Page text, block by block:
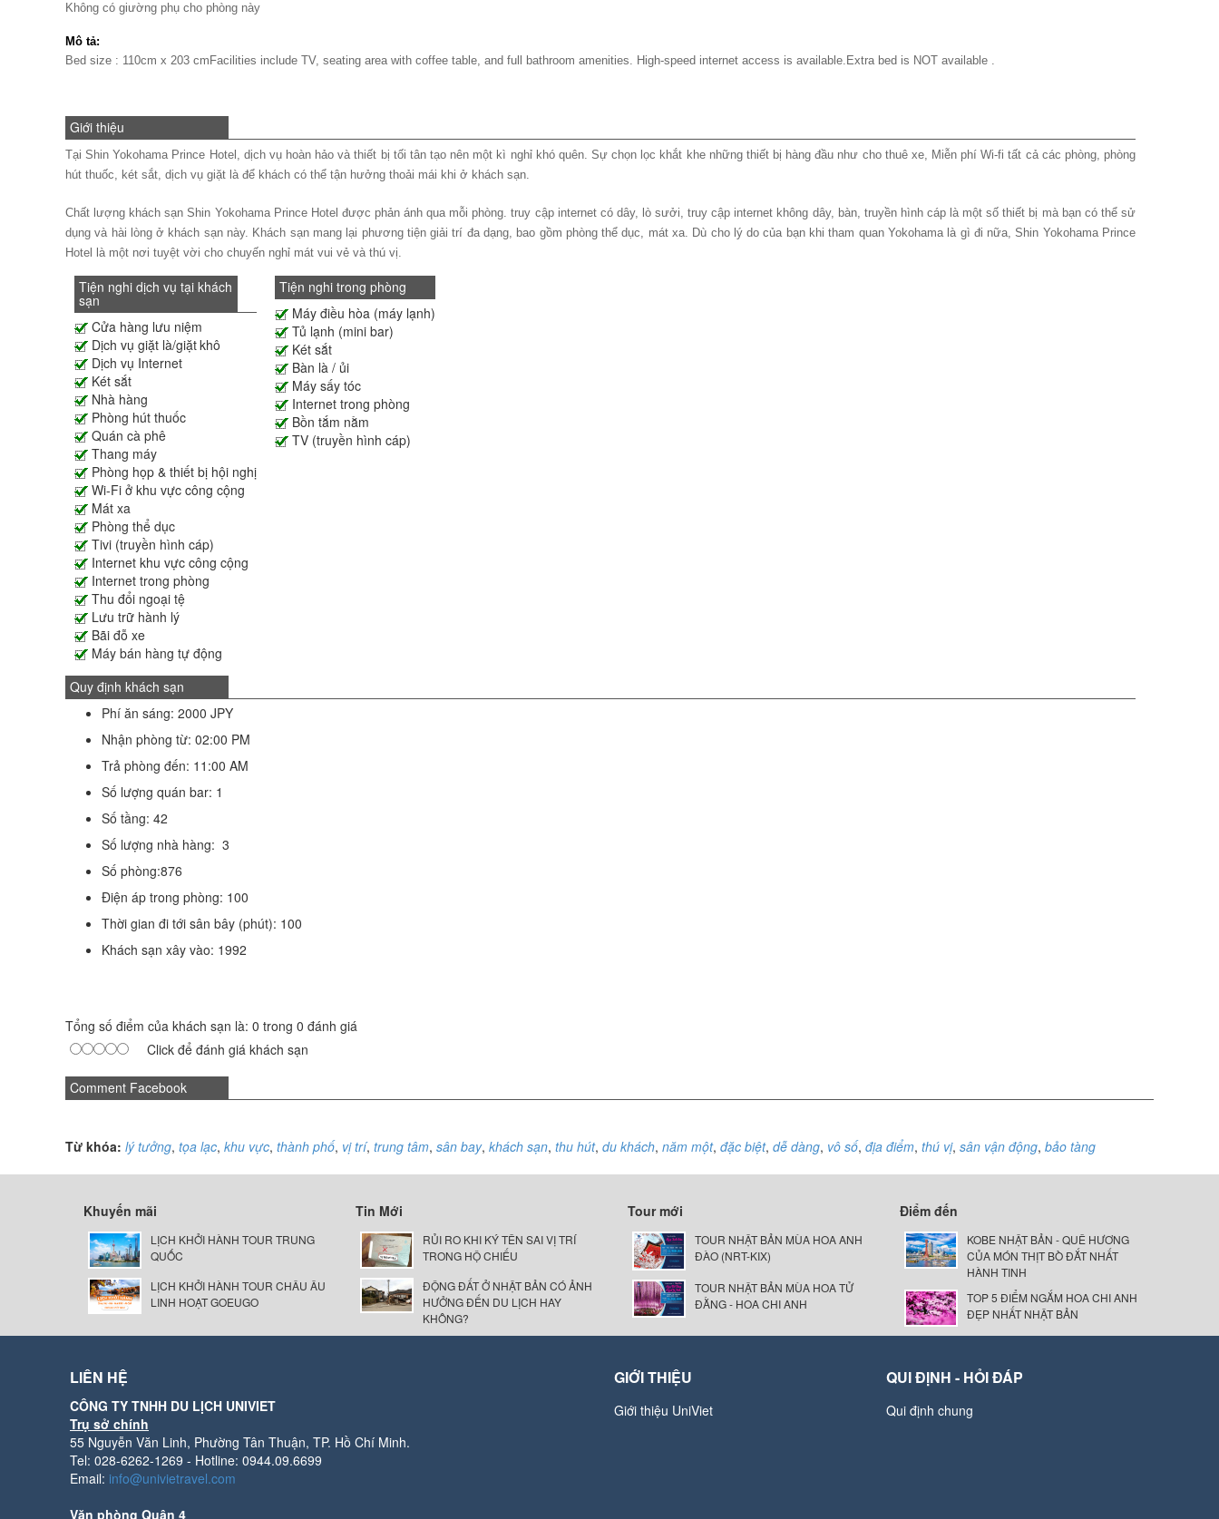
Không có giường phụ cho phòng này
Mô tả:
Bed size : 110cm x 203 cmFacilities include TV, seating area with coffee table, and full bathroom amenities. High-speed internet access is available.Extra bed is NOT available .
Giới thiệu
Tại Shin Yokohama Prince Hotel, dịch vụ hoàn hảo và thiết bị tối tân tạo nên một kì nghỉ khó quên. Sự chọn lọc khắt khe những thiết bị hàng đầu như cho thuê xe, Miễn phí Wi-fi tất cả các phòng, phòng
hút thuốc, két sắt, dịch vụ giặt là để khách có thể tận hưởng thoải mái khi ở khách sạn.
Chất lượng khách sạn Shin Yokohama Prince Hotel được phản ánh qua mỗi phòng. truy cập internet có dây, lò sưởi, truy cập internet không dây, bàn, truyền hình cáp là một số thiết bị mà bạn có thể sử
dụng và hài lòng ở khách sạn này. Khách sạn mang lại phương tiện giải trí đa dạng, bao gồm phòng thể dục, mát xa. Dù cho lý do của bạn khi tham quan Yokohama là gì đi nữa, Shin Yokohama Prince
Hotel là một nơi tuyệt vời cho chuyến nghỉ mát vui vẻ và thú vị.
Tiện nghi dịch vụ tại khách
sạn
Cửa hàng lưu niệm
Dịch vụ giặt là/giặt khô
Dịch vụ Internet
Két sắt
Nhà hàng
Phòng hút thuốc
Quán cà phê
Thang máy
Phòng họp & thiết bị hội nghị
Wi-Fi ở khu vực công cộng
Mát xa
Phòng thể dục
Tivi (truyền hình cáp)
Internet khu vực công cộng
Internet trong phòng
Thu đổi ngoại tệ
Lưu trữ hành lý
Bãi đỗ xe
Máy bán hàng tự động
Tiện nghi trong phòng
Máy điều hòa (máy lạnh)
Tủ lạnh (mini bar)
Két sắt
Bàn là / ủi
Máy sấy tóc
Internet trong phòng
Bồn tắm nằm
TV (truyền hình cáp)
Quy định khách sạn
Phí ăn sáng: 2000 JPY
Nhận phòng từ: 02:00 PM
Trả phòng đến: 11:00 AM
Số lượng quán bar: 1
Số tầng: 42
Số lượng nhà hàng: 3
Số phòng:876
Điện áp trong phòng: 100
Thời gian đi tới sân bây (phút): 100
Khách sạn xây vào: 1992
Tổng số điểm của khách sạn là: 0 trong 0 đánh giá
Click để đánh giá khách sạn
Comment Facebook
Từ khóa: lý tưởng, tọa lạc, khu vực, thành phố, vị trí, trung tâm, sân bay, khách sạn, thu hút, du khách, năm một, đặc biệt, dễ dàng, vô số, địa điểm, thú vị, sân vận động, bảo tàng
Khuyến mãi
LỊCH KHỞI HÀNH TOUR TRUNG
QUỐC
LỊCH KHỞI HÀNH TOUR CHÂU ÂU
LINH HOẠT GOEUGO
Tin Mới
RỦI RO KHI KÝ TÊN SAI VỊ TRÍ
TRONG HỘ CHIẾU
ĐỘNG ĐẤT Ở NHẬT BẢN CÓ ẢNH
HƯỞNG ĐẾN DU LỊCH HAY
KHÔNG?
Tour mới
TOUR NHẬT BẢN MÙA HOA ANH
ĐÀO (NRT-KIX)
TOUR NHẬT BẢN MÙA HOA TỬ
ĐẰNG - HOA CHI ANH
Điểm đến
KOBE NHẬT BẢN - QUÊ HƯƠNG
CỦA MÓN THỊT BÒ ĐẮT NHẤT
HÀNH TINH
TOP 5 ĐIỂM NGẮM HOA CHI ANH
ĐẸP NHẤT NHẬT BẢN
LIÊN HỆ
CÔNG TY TNHH DU LỊCH UNIVIET
Trụ sở chính
55 Nguyễn Văn Linh, Phường Tân Thuận, TP. Hồ Chí Minh.
Tel: 028-6262-1269 - Hotline: 0944.09.6699
Email: info@univietravel.com
Văn phòng Quận 4
GIỚI THIỆU
Giới thiệu UniViet
QUI ĐỊNH - HỎI ĐÁP
Qui định chung